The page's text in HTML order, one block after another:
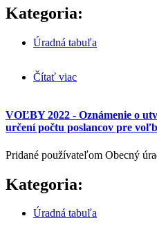
Kategoria:
Úradná tabuľa
Čítať viac
VOĽBY 2022 - Oznámenie o
určení počtu poslancov pre
Pridané používateľom Obecný
Kategoria:
Úradná tabuľa